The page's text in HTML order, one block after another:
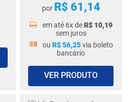
por R$ 61 ,14
em até 6x deR$ 10,19
sem juros
ou R$ 56,25via boleto
bancário
VER PRODUTO